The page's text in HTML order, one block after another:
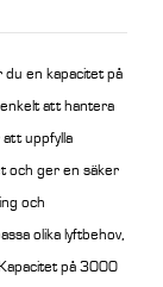
du en kapacitet på
att hantera
uppfylla
och ger en säker
och
olika lyftbehov,
på 3000